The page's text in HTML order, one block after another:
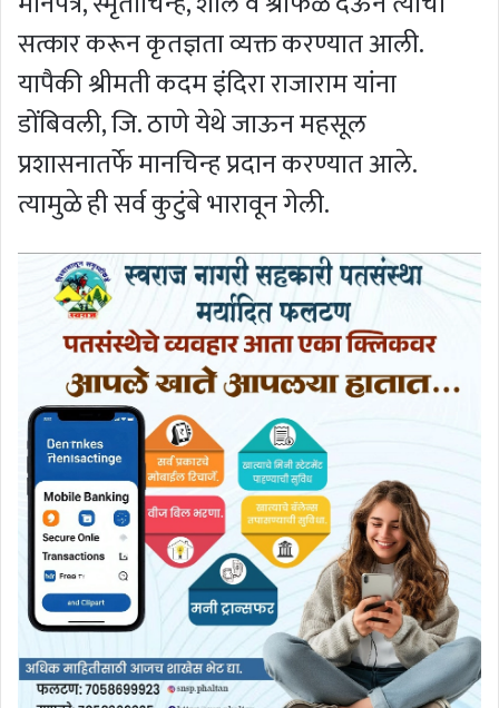
सत्कार करून कृतज्ञता व्यक्त करण्यात आली.
यापैकी श्रीमती कदम इंदिरा राजाराम यांना
डोंबिवली, जि. ठाणे येथे जाऊन महसूल
प्रशासनातर्फे मानचिन्ह प्रदान करण्यात आले.
त्यामुळे ही सर्व कुटुंबे भारावून गेली.